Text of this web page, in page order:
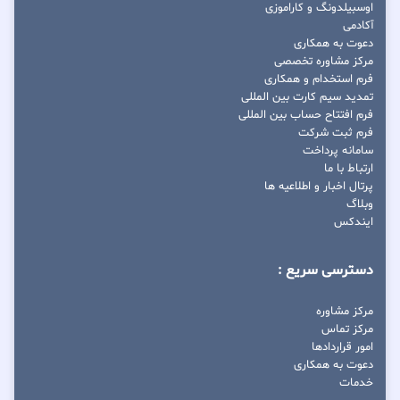
اوسبیلدونگ و کاراموزی
آکادمی
دعوت به همکاری
مرکز مشاوره تخصصی
فرم استخدام و همکاری
تمدید سیم کارت بین المللی
فرم افتتاح حساب بین المللی
فرم ثبت شرکت
سامانه پرداخت
ارتباط با ما
پرتال اخبار و اطلاعیه ها
وبلاگ
ایندکس
دسترسی سریع :
مرکز مشاوره
مرکز تماس
امور قراردادها
دعوت به همکاری
خدمات